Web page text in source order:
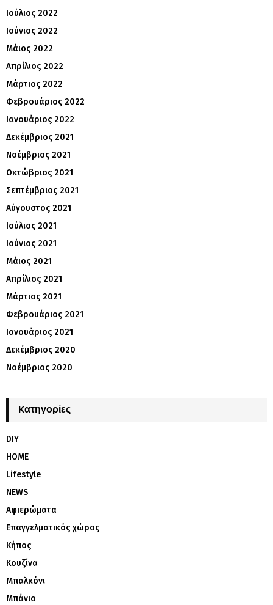
Ιούλιος 2022
Ιούνιος 2022
Μάιος 2022
Απρίλιος 2022
Μάρτιος 2022
Φεβρουάριος 2022
Ιανουάριος 2022
Δεκέμβριος 2021
Νοέμβριος 2021
Οκτώβριος 2021
Σεπτέμβριος 2021
Αύγουστος 2021
Ιούλιος 2021
Ιούνιος 2021
Μάιος 2021
Απρίλιος 2021
Μάρτιος 2021
Φεβρουάριος 2021
Ιανουάριος 2021
Δεκέμβριος 2020
Νοέμβριος 2020
Kατηγορίες
DIY
HOME
Lifestyle
NEWS
Αφιερώματα
Επαγγελματικός χώρος
Κήπος
Κουζίνα
Μπαλκόνι
Μπάνιο